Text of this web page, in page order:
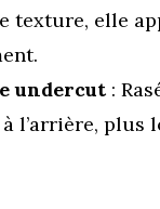
texture, elle
undercut :
l’arrière, plus